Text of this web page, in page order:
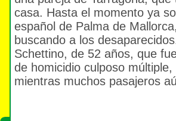
casa. Hasta el momento ya
español de Palma de
buscando a los
Schettino, de 52 años, que
de homicidio culposo
mientras muchos pasajeros